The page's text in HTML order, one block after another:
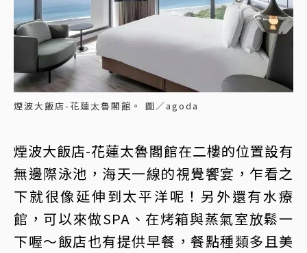
煙波大飯店-花蓮太魯閣館。 圖／agoda
煙波大飯店-花蓮太魯閣館在二樓的位置設有
無邊際泳池，海天一線的視覺饗宴，乍看之
下就很像延伸到太平洋呢！另外還有水療
館，可以來做SPA、在烤箱與蒸氣室放鬆一
下喔～飯店也有提供早餐，餐點種類多且美